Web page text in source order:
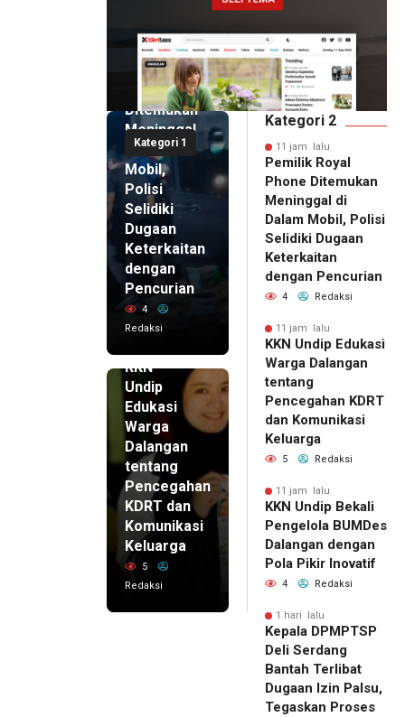
Kategori 1
11 jam lalu
Pemilik
Royal
Phone
Ditemukan
Meninggal
di Dalam
Mobil,
Polisi
Selidiki
Dugaan
Keterkaitan
dengan
Pencurian
4
Redaksi
KKN
Undip
Edukasi
Warga
Dalangan
tentang
Pencegahan
KDRT dan
Komunikasi
Keluarga
5
Redaksi
Kategori 2
11 jam lalu
Pemilik Royal
Phone Ditemukan
Meninggal di
Dalam Mobil, Polisi
Selidiki Dugaan
Keterkaitan
dengan Pencurian
4 Redaksi
11 jam lalu
KKN Undip Edukasi
Warga Dalangan
tentang
Pencegahan KDRT
dan Komunikasi
Keluarga
5 Redaksi
11 jam lalu
KKN Undip Bekali
Pengelola BUMDes
Dalangan dengan
Pola Pikir Inovatif
4 Redaksi
1 hari lalu
Kepala DPMPTSP
Deli Serdang
Bantah Terlibat
Dugaan Izin Palsu,
Tegaskan Proses